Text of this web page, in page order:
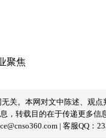
聚焦
无关。本网对文中陈述、观
，转载目的在于传递更多
| 客服QQ：